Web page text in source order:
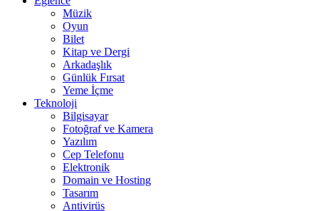
Müzik
Oyun
Bilet
Kitap ve Dergi
Arkadaşlık
Günlük Fırsat
Yeme İçme
Teknoloji
Bilgisayar
Fotoğraf ve Kamera
Yazılım
Cep Telefonu
Elektronik
Domain ve Hosting
Tasarım
Antivirüs